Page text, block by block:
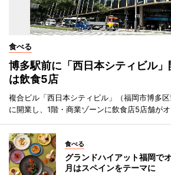
食べる
博多駅前に「西日本シティビル
は飲食5店
複合ビル「西日本シティビル」（福岡市博多
に開業し、1階・商業ゾーンに飲食店5店舗がオ
食べる
グランドハイアット福岡
月はスペインをテーマに